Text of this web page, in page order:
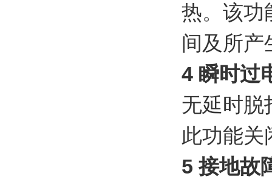
热。该功
间及所产
4 瞬时过
无延时脱
此功能关
5 接地故